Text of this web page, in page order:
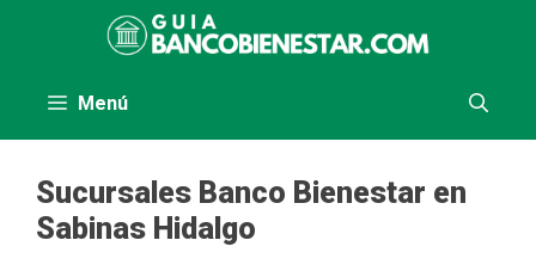
Menú
Sucursales Banco Bienestar en
Sabinas Hidalgo